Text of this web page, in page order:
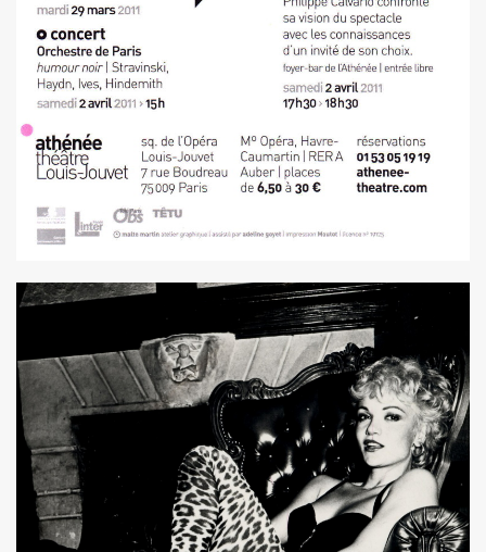
+ LES ROYAL FLUSH le 22 juin 2024 a La
au Tamanoir de Gennevilliers, a Fontenay-sous-
le 23 novembre 2024 a la Boule noire (Paris) :
en tete daffiche "AJASPHERE vol. II" le 18 novembre
avec seance de dedicaces de MARLON
THOURY en power rock n roll trio le 4 octobre 2024 a
conference de PATRICK "Ki-ox" CARDE (guitariste
"AJASPHERE vol. II" le 6 septembre 2024 a la
belle") et LEONARD LASRY ("Le grand danger de
"AJASPHERE VOL. II" les 6 et 27 avril 2024 + le 5 juin
Z. KAN : chronique par PATRICK EUDELINE dans
Jean Nakache, Jerome Lambert, Patrice Brochery et